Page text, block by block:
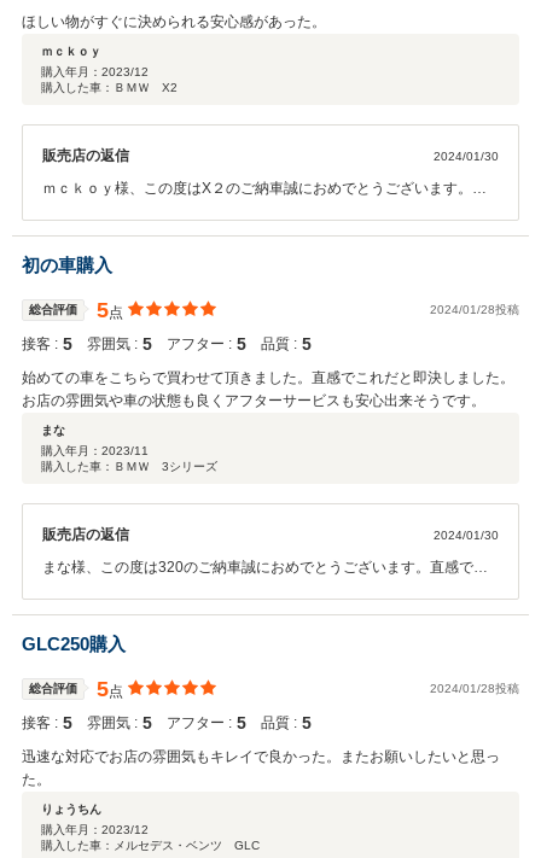
ほしい物がすぐに決められる安心感があった。
ｍｃｋｏｙ
購入年月： 2023/12
購入した車：ＢＭＷ X2
販売店の返信 2024/01/30
ｍｃｋｏｙ様、この度はX２のご納車誠におめでとうございます。ま
格、そしてご対応に関しましては細心の注意を払い自信をもってお客
様にお車のご提案をさせて頂いております。今後またご用命の際は是
非当店にお声がけ頂ければ幸いです。
初の車購入
総合評価 5点 2024/01/28投稿
接客 : 5 雰囲気 : 5 アフター : 5 品質 : 5
始めての車をこちらで買わせて頂きました。直感でこれだと即決しました。
お店の雰囲気や車の状態も良くアフターサービスも安心出来そうです。
まな
購入年月： 2023/11
購入した車：ＢＭＷ 3シリーズ
販売店の返信 2024/01/30
まな様、この度は320のご納車誠におめでとうございます。直感でビ
メンテナンスも含め全力でサポートさせて頂きますので末永いお付き
合い宜しくお願い致します。
GLC250購入
総合評価 5点 2024/01/28投稿
接客 : 5 雰囲気 : 5 アフター : 5 品質 : 5
迅速な対応でお店の雰囲気もキレイで良かった。またお願いしたいと思っ
た。
りょうちん
購入年月： 2023/12
購入した車：メルセデス・ベンツ GLC